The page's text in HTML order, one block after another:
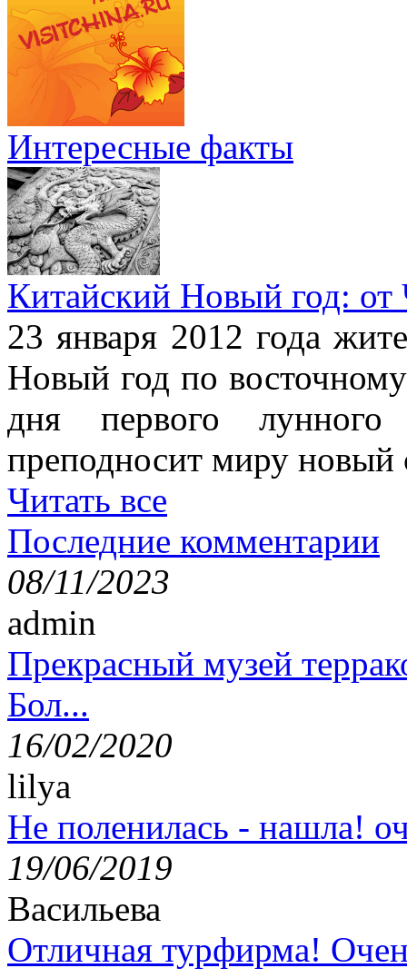
Интересные факты
Китайский Новый год: от
23 января 2012 года
Новый год по
дня первого
преподносит миру новый
Читать все
Последние комментарии
08/11/2023
admin
Прекрасный музей
Бол...
16/02/2020
lilya
Не поленилась - нашла!
19/06/2019
Васильева
Отличная турфирма!